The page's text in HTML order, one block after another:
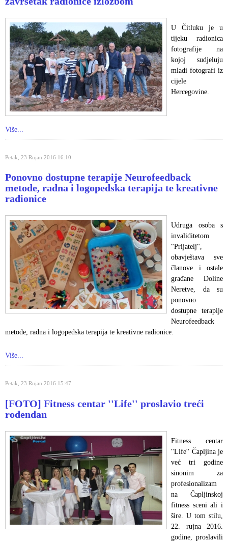
U Čitluku je u
tijeku radionica
fotografije na
kojoj sudjeluju
mladi fotografi iz
cijele
Hercegovine.
Više...
Petak, 23 Rujan 2016 16:10
Ponovno dostupne terapije Neurofeedback
metode, radna i logopedska terapija te kreativne
radionice
Udruga osoba s
invaliditetom
“Prijatelj“,
obavještava sve
članove i ostale
građane Doline
Neretve, da su
ponovno
dostupne terapije
Neurofeedback
metode, radna i logopedska terapija te kreativne radionice.
Više...
Petak, 23 Rujan 2016 15:47
[FOTO] Fitness centar ''Life'' proslavio treći
rođendan
Fitness centar
''Life'' Čapljina je
već tri godine
sinonim za
profesionalizam
na Čapljinskoj
fitness sceni ali i
šire. U tom stilu,
22. rujna 2016.
godine, proslavili